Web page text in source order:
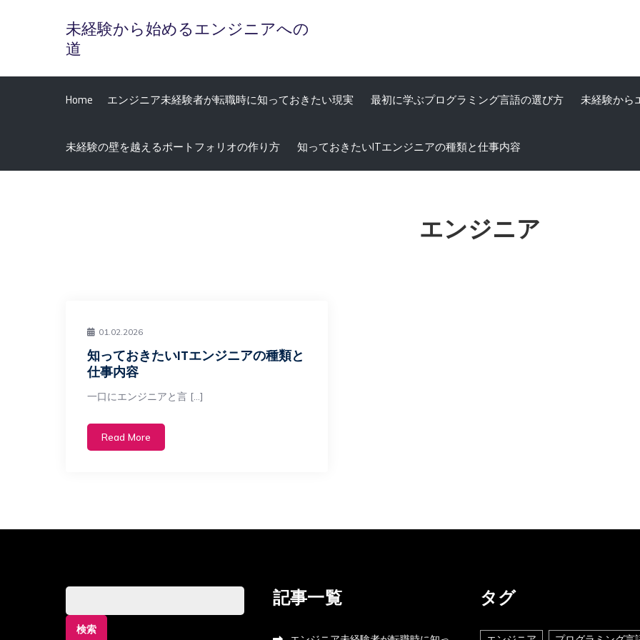
未経験から始めるエンジニアへの
道
Home エンジニア未経験者が転職時に知っておきたい現実 最初に学ぶプログラミング言語の選び方 未経験から
未経験の壁を越えるポートフォリオの作り方 知っておきたいITエンジニアの種類と仕事内容
エンジニア
01.02.2026
知っておきたいITエンジニアの種類と
仕事内容
一口にエンジニアと言 […]
Read More
索:
記事一覧 タグ